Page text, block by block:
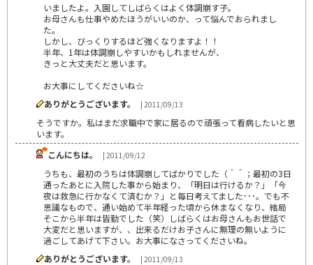
いましたよ。入園してしばらくはよく体調崩す子。
お母さんも仕事やめたほうがいいのか、って悩んでおられまし
た。
しかし、びっくりするほど強くなりますよ！！
半年、1年は体調崩しやすいかもしれませんが、
きっと大丈夫だと思います。
お大事にしてくださいね☆
ありがとうございます。
| 2011/09/13
そうですか。私はまだ求職中で家に居るので頑張って看病したいと思
います。
こんにちは。
| 2011/09/12
うちも、最初のうちは体調崩してばかりでした（＾＾；最初の3日
通ったあとに入院した事から始まり、「明日は行けるか？」「今
夜は救急に行かなくて済むか？」と毎日考えてました･･･。でも不
思議なもので、通い始めて半年経った頃から休まなくなり、結局
そこから半年は皆勤でした（笑）しばらくはお母さんもお世話で
大変だと思いますが、、出来るだけお子さんに無理の無いように
過ごしてあげて下さい。お大事になさってくださいね。
ありがとうございます。
| 2011/09/13